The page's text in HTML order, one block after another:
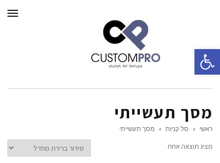
מסך תעשייתי
ראשי » סל קניות » מסך תעשייתי
מציג תוצאה אחת
פתח סרגל נגישות